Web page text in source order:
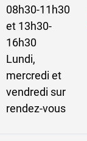
08h30-11h30
et 13h30-
16h30
Lundi,
mercredi et
vendredi sur
rendez-vous